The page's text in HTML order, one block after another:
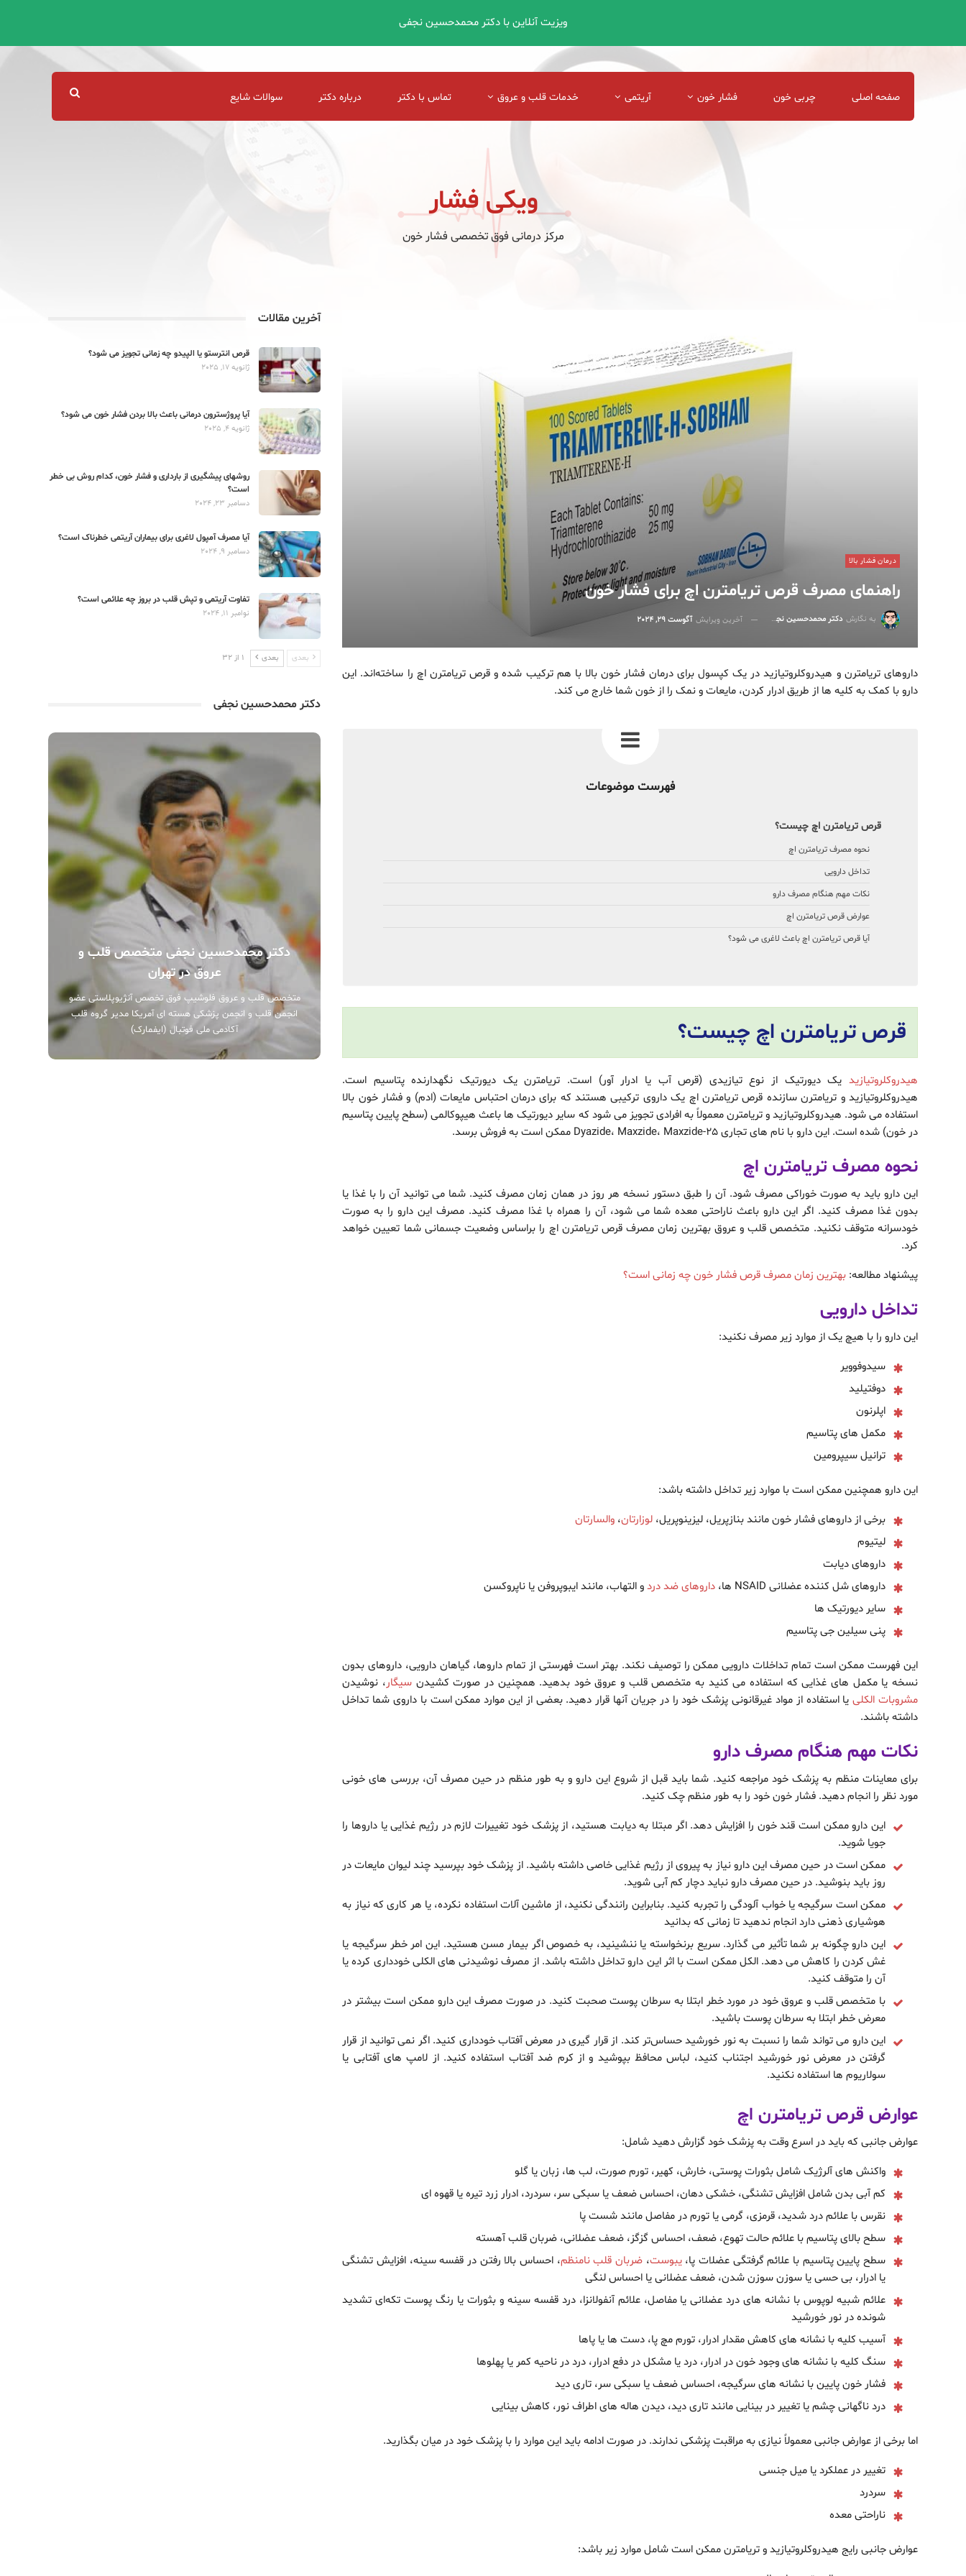
ویزیت آنلاین با دکتر محمدحسین نجفی
صفحه اصلی چربی خون فشار خون آریتمی خدمات قلب و عروق تماس با دکتر درباره دکتر سوالات شایع
ویکی فشار
درمان فشار بالا
راهنمای مصرف قرص تریامترن اچ برای فشار خون
به نگارش دکتر محمدحسین نجفی آخرین ویرایش آگوست 29, 2024
داروهای تریامترن و هیدروکلروتیازید در یک کپسول برای درمان فشار خون بالا با هم ترکیب شده و قرص تریامترن اچ را ساخته‌اند. این
دارو با کمک به کلیه ها از طریق ادرار کردن، مایعات و نمک را از خون شما خارج می کند.
فهرست موضوعات
قرص تریامترن اچ چیست؟
نحوه مصرف تریامترن اچ
تداخل دارویی
نکات مهم هنگام مصرف دارو
عوارض قرص تریامترن اچ
آیا قرص تریامترن اچ باعث لاغری می شود؟
قرص تریامترن اچ چیست؟
هیدروکلروتیازید یک دیورتیک از نوع تیازیدی (قرص آب یا ادرار آور) است. تریامترن یک دیورتیک نگهدارنده پتاسیم است.
هیدروکلروتیازید و تریامترن سازنده قرص تریامترن اچ یک داروی ترکیبی هستند که برای درمان احتباس مایعات (ادم) و فشار خون بالا
استفاده می شود. هیدروکلروتیازید و تریامترن معمولاً به افرادی تجویز می شود که سایر دیورتیک ها باعث هیپوکالمی (سطح پایین پتاسیم
در خون) شده است. این دارو با نام های تجاری Dyazide، Maxzide، Maxzide-25 ممکن است به فروش برسد.
نحوه مصرف تریامترن اچ
این دارو باید به صورت خوراکی مصرف شود. آن را طبق دستور نسخه هر روز در همان زمان مصرف کنید. شما می توانید آن را با غذا یا
بدون غذا مصرف کنید. اگر این دارو باعث ناراحتی معده شما می شود، آن را همراه با غذا مصرف کنید. مصرف این دارو را به صورت
خودسرانه متوقف نکنید. متخصص قلب و عروق بهترین زمان مصرف قرص تریامترن اچ را براساس وضعیت جسمانی شما تعیین خواهد
کرد.
پیشنهاد مطالعه: بهترین زمان مصرف قرص فشار خون چه زمانی است؟
تداخل دارویی
این دارو را با هیچ یک از موارد زیر مصرف نکنید:
سیدوفوویر
دوفتیلید
اپلرنون
مکمل های پتاسیم
ترانیل سیپرومین
این دارو همچنین ممکن است با موارد زیر تداخل داشته باشد:
برخی از داروهای فشار خون مانند بنازپریل، لیزینوپریل، لوزارتان، والسارتان
لیتیوم
داروهای دیابت
داروهای شل کننده عضلانی NSAID ها،
داروهای ضد دردو التهاب، مانند ایبوپروفن یا ناپروکسن
سایر دیورتیک ها
پنی سیلین جی پتاسیم
این فهرست ممکن است تمام تداخلات دارویی ممکن را توصیف نکند. بهتر است فهرستی از تمام داروها، گیاهان دارویی، داروهای بدون
نسخه یا مکمل های غذایی که استفاده می کنید به متخصص قلب و عروق خود بدهید. همچنین در صورت کشیدنسیگار، نوشیدن
مشروبات الکلییا استفاده از مواد غیرقانونی پزشک خود را در جریان آنها قرار دهید. بعضی از این موارد ممکن است با داروی شما تداخل
داشته باشند.
نکات مهم هنگام مصرف دارو
برای معاینات منظم به پزشک خود مراجعه کنید. شما باید قبل از شروع این دارو و به طور منظم در حین مصرف آن، بررسی های خونی
مورد نظر را انجام دهید. فشار خون خود را به طور منظم چک کنید.
این دارو ممکن است قند خون را افزایش دهد. اگر مبتلا به دیابت هستید، از پزشک خود تغییرات لازم در رژیم غذایی یا داروها را
جویا شوید.
ممکن است در حین مصرف این دارو نیاز به پیروی از رژیم غذایی خاصی داشته باشید. از پزشک خود بپرسید چند لیوان مایعات در
روز باید بنوشید. در حین مصرف دارو نباید دچار کم آبی شوید.
ممکن است سرگیجه یا خواب آلودگی را تجربه کنید. بنابراین رانندگی نکنید، از ماشین آلات استفاده نکرده، یا هر کاری که نیاز به
هوشیاری ذهنی دارد انجام ندهید تا زمانی که بدانید
این دارو چگونه بر شما تأثیر می گذارد. سریع برنخواسته یا ننشینید، به خصوص اگر بیمار مسن هستید. این امر خطر سرگیجه یا
غش کردن را کاهش می دهد. الکل ممکن است با اثر این دارو تداخل داشته باشد. از مصرف نوشیدنی های الکلی خودداری کرده یا
آن را متوقف کنید.
با متخصص قلب و عروق خود در مورد خطر ابتلا به سرطان پوست صحبت کنید. در صورت مصرف این دارو ممکن است بیشتر در
معرض خطر ابتلا به سرطان پوست باشید.
این دارو می تواند شما را نسبت به نور خورشید حساس‌تر کند. از قرار گیری در معرض آفتاب خودداری کنید. اگر نمی توانید از قرار
گرفتن در معرض نور خورشید اجتناب کنید، لباس محافظ بپوشید و از کرم ضد آفتاب استفاده کنید. از لامپ های آفتابی یا
سولاریوم ها استفاده نکنید.
عوارض قرص تریامترن اچ
عوارض جانبی که باید در اسرع وقت به پزشک خود گزارش دهید شامل:
واکنش های آلرژیک شامل بثورات پوستی، خارش، کهیر، تورم صورت، لب ها، زبان یا گلو
کم آبی بدن شامل افزایش تشنگی، خشکی دهان، احساس ضعف یا سبکی سر، سردرد، ادرار زرد تیره یا قهوه ای
نقرس با علائم درد شدید، قرمزی، گرمی یا تورم در مفاصل مانند شست پا
سطح بالای پتاسیم با علائم حالت تهوع، ضعف، احساس گزگز، ضعف عضلانی، ضربان قلب آهسته
سطح پایین پتاسیم با علائم گرفتگی عضلات پا،یبوست،ضربان قلب نامنظم، احساس بالا رفتن در قفسه سینه، افزایش تشنگی
یا ادرار، بی حسی یا سوزن سوزن شدن، ضعف عضلانی یا احساس لنگی
علائم شبیه لوپوس با نشانه های درد عضلانی یا مفاصل، علائم آنفولانزا، درد قفسه سینه و بثورات یا رنگ پوست تکه‌ای تشدید
شونده در نور خورشید
آسیب کلیه با نشانه های کاهش مقدار ادرار، تورم مچ پا، دست ها یا پاها
سنگ کلیه با نشانه های وجود خون در ادرار، درد یا مشکل در دفع ادرار، درد در ناحیه کمر یا پهلوها
فشار خون پایین با نشانه های سرگیجه، احساس ضعف یا سبکی سر، تاری دید
درد ناگهانی چشم یا تغییر در بینایی مانند تاری دید، دیدن هاله های اطراف نور، کاهش بینایی
اما برخی از عوارض جانبی معمولاً نیازی به مراقبت پزشکی ندارند. در صورت ادامه باید این موارد را با پزشک خود در میان بگذارید.
تغییر در عملکرد یا میل جنسی
سردرد
ناراحتی معده
عوارض جانبی رایج هیدروکلروتیازید و تریامترن ممکن است شامل موارد زیر باشد:
آخرین مقالات
قرص انترستو یا الپیدو چه زمانی تجویز می شود؟
ژانویه 17, 2025
آیا پروژسترون درمانی باعث بالا بردن فشار خون می شود؟
ژانویه 4, 2025
روشهای پیشگیری از بارداری و فشار خون، کدام روش بی خطر
است؟
دسامبر 23, 2024
آیا مصرف آمپول لاغری برای بیماران آریتمی خطرناک است؟
دسامبر 9, 2024
تفاوت آریتمی و تپش قلب در بروز چه علائمی است؟
نوامبر 11, 2024
بعدی بعدی 1 از 32
دکتر محمدحسین نجفی
دکتر محمدحسین نجفی متخصص قلب و
عروق در تهران
متخصص قلب و عروق فلوشیپ فوق تخصص آنژیوپلاستی عضو
انجمن قلب و انجمن پزشکی هسته ای آمریکا مدیر گروه قلب
آکادمی ملی فوتبال (ایفمارک)